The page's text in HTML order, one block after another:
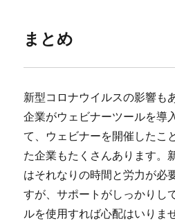
まとめ
新型コロナウイルスの影響も
企業がウェビナーツールを導
て、ウェビナーを開催したこ
た企業もたくさんあります。
はそれなりの時間と労力が必
すが、サポートがしっかりし
ルを使用すれば心配はいりま